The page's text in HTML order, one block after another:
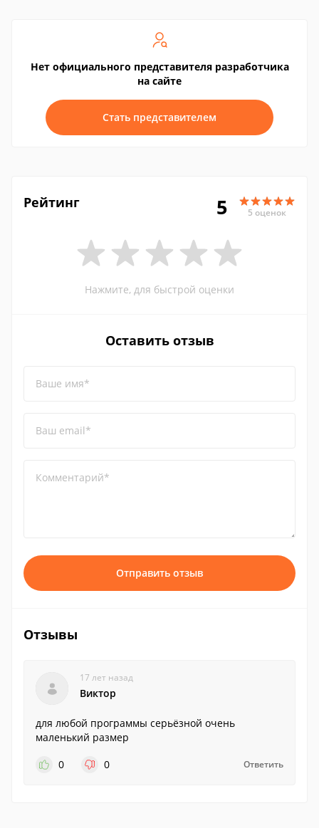
Нет официального представителя разработчика
на сайте
Стать представителем
Рейтинг 5 5 оценок
Нажмите, для быстрой оценки
Оставить отзыв
Ваше имя*
Ваш email*
Комментарий*
Отправить отзыв
Отзывы
17 лет назад
Виктор
для любой программы серьёзной очень
маленький размер
0
0 Ответить